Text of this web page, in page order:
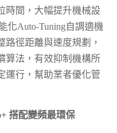
時間，大幅提升機械設
化Auto-Tuning自調適機
路徑距離與速度規劃，
算法，有效抑制機構所
運行，幫助業者優化管
搭配變頻最環保